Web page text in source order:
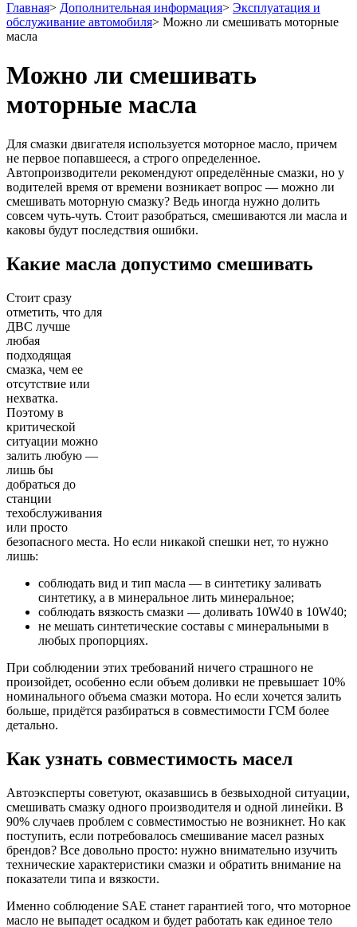
Главная> Дополнительная информация> Эксплуатация и
обслуживание автомобиля> Можно ли смешивать моторные
масла
Можно ли смешивать
моторные масла
Для смазки двигателя используется моторное масло, причем
не первое попавшееся, а строго определенное.
Автопроизводители рекомендуют определённые смазки, но у
водителей время от времени возникает вопрос — можно ли
смешивать моторную смазку? Ведь иногда нужно долить
совсем чуть-чуть. Стоит разобраться, смешиваются ли масла и
каковы будут последствия ошибки.
Какие масла допустимо смешивать
Стоит сразу
отметить, что для
ДВС лучше
любая
подходящая
смазка, чем ее
отсутствие или
нехватка.
Поэтому в
критической
ситуации можно
залить любую —
лишь бы
добраться до
станции
техобслуживания
или просто
безопасного места. Но если никакой спешки нет, то нужно
лишь:
соблюдать вид и тип масла — в синтетику заливать
синтетику, а в минеральное лить минеральное;
соблюдать вязкость смазки — доливать 10W40 в 10W40;
не мешать синтетические составы с минеральными в
любых пропорциях.
При соблюдении этих требований ничего страшного не
произойдет, особенно если объем доливки не превышает 10%
номинального объема смазки мотора. Но если хочется залить
больше, придётся разбираться в совместимости ГСМ более
детально.
Как узнать совместимость масел
Автоэксперты советуют, оказавшись в безвыходной ситуации,
смешивать смазку одного производителя и одной линейки. В
90% случаев проблем с совместимостью не возникнет. Но как
поступить, если потребовалось смешивание масел разных
брендов? Все довольно просто: нужно внимательно изучить
технические характеристики смазки и обратить внимание на
показатели типа и вязкости.
Именно соблюдение SAE станет гарантией того, что моторное
масло не выпадет осадком и будет работать как единое тело